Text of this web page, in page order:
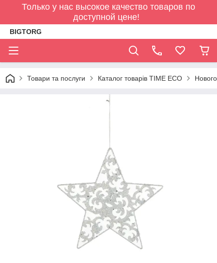
Только у нас высокое качество товаров по
доступной цене!
BIGTORG
Товари та послуги Каталог товарів TIME ECO